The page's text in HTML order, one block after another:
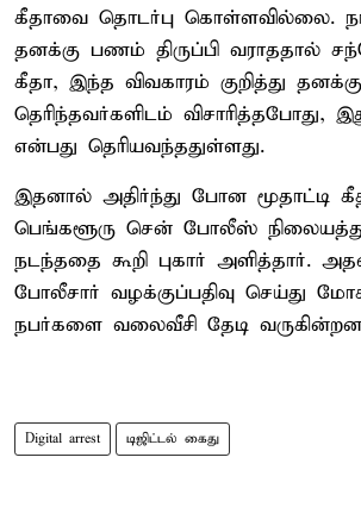
கீதாவை தொடர்பு கொள்ளவில்லை.
தனக்கு பணம் திருப்பி வராததால்
கீதா, இந்த விவகாரம் குறித்து தனக்கு
தெரிந்தவர்களிடம் விசாரித்தபோது,
என்பது தெரியவந்ததுள்ளது.
இதனால் அதிர்ந்து போன மூதாட்டி
பெங்களூரு சென் போலீஸ்
நடந்ததை கூறி புகார் அளித்தார்.
போலீசார் வழக்குப்பதிவு செய்து
நபர்களை வலைவீசி தேடி
Digital arrest டிஜிட்டல் கைது